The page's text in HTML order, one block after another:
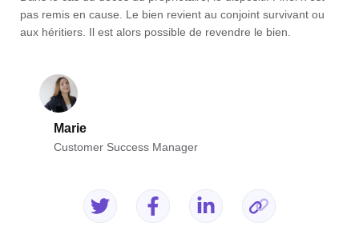
pas remis en cause. Le bien revient au conjoint survivant ou
aux héritiers. Il est alors possible de revendre le bien.
Marie
Customer Success Manager